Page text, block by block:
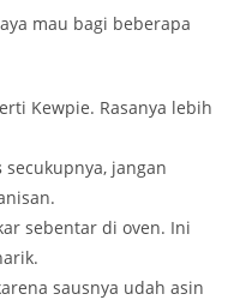
mau bagi beberapa
Kewpie. Rasanya lebih
secukupnya, jangan
sebentar di oven. Ini
sausnya udah asin